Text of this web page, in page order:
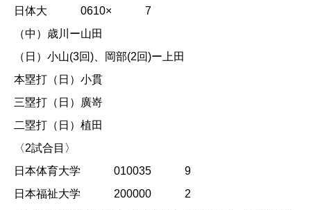
日体大 0610× 7
（中）歳川ー山田
（日）小山(3回)、岡部(2回)ー上田
本塁打（日）小貫
三塁打（日）廣嵜
二塁打（日）植田
〈2試合目〉
日本体育大学 010035 9
日本福祉大学 200000 2